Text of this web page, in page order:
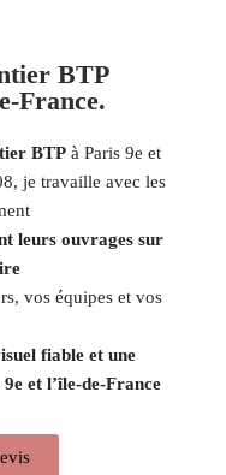
BTP
France.
BTPà Paris 9e et
je travaille avec les
leurs ouvrages sur
vos équipes et vos
fiable et une
et l’île-de-France